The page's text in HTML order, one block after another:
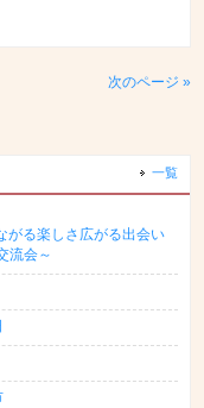
次のページ »
一覧
がる楽しさ広がる出会い
流会～